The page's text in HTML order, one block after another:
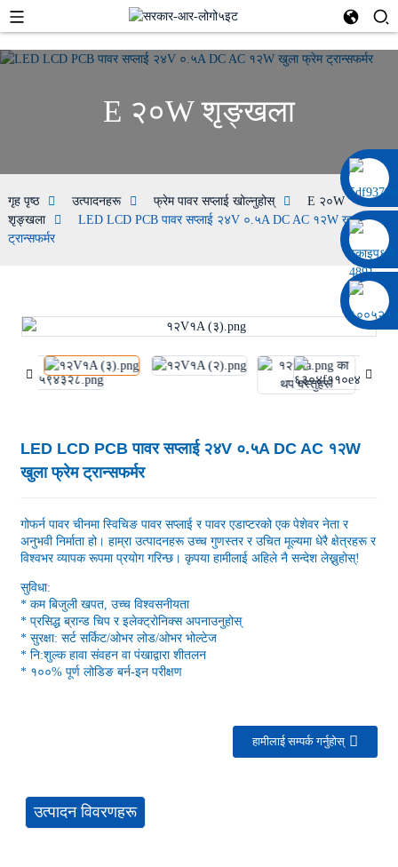
००८६ १३३२२९२०६९७
E २०W शृङ्खला
गृह पृष्ठ उत्पादनहरू फ्रेम पावर सप्लाई खोल्नुहोस्
E २०W
शृङ्खला
LED LCD PCB पावर सप्लाई २४V ०.५A DC AC १२W खुला फ्रेम
ट्रान्सफर्मर
LED LCD PCB पावर सप्लाई २४V ०.५A DC AC १२W
खुला फ्रेम ट्रान्सफर्मर
गोफर्न पावर चीनमा स्विचिङ पावर सप्लाई र पावर एडाप्टरको एक पेशेवर नेता र
अनुभवी निर्माता हो। हाम्रा उत्पादनहरू उच्च गुणस्तर र उचित मूल्यमा धेरै क्षेत्रहरू र
विश्वभर व्यापक रूपमा प्रयोग गरिन्छ। कृपया हामीलाई अहिले नै सन्देश लेख्नुहोस्!
सुविधा:
* कम बिजुली खपत, उच्च विश्वसनीयता
* प्रसिद्ध ब्रान्ड चिप र इलेक्ट्रोनिक्स अपनाउनुहोस्
* सुरक्षा: सर्ट सर्किट/ओभर लोड/ओभर भोल्टेज
* नि:शुल्क हावा संवहन वा पंखाद्वारा शीतलन
* १००% पूर्ण लोडिङ बर्न-इन परीक्षण
हामीलाई सम्पर्क गर्नुहोस्
उत्पादन विवरणहरू